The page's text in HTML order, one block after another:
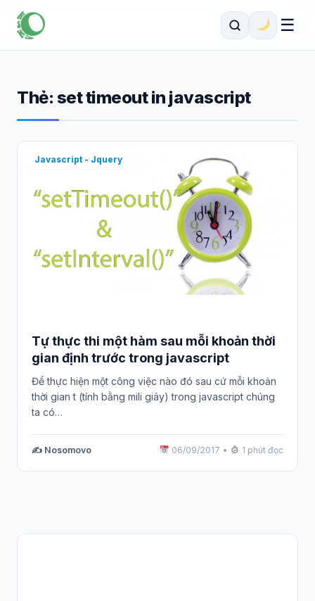
☰
Thẻ: set timeout in javascript
Javascript - Jquery
Tự thực thi một hàm sau mỗi khoản thời
gian định trước trong javascript
Để thực hiện một công việc nào đó sau cứ mỗi khoản
thời gian t (tính bằng mili giây) trong javascript chúng
ta có…
✍️ Nosomovo 06/09/2017 • 1 phút đọc